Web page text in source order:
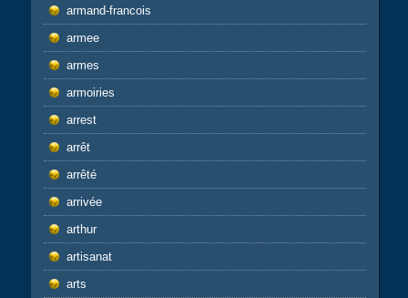
armand-francois
armee
armes
armoiries
arrest
arrêt
arrêté
arrivée
arthur
artisanat
arts